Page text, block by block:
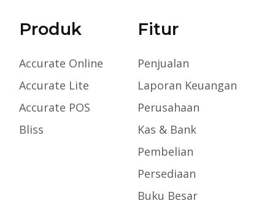
Produk
Accurate Online
Accurate Lite
Accurate POS
Bliss
Fitur
Penjualan
Laporan Keuangan
Perusahaan
Kas & Bank
Pembelian
Persediaan
Buku Besar